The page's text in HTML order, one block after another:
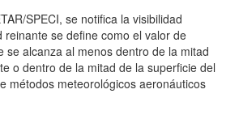
SPECI, se notifica la visibilidad
reinante se define como el valor de
se alcanza al menos dentro de la mitad
o dentro de la mitad de la superficie del
métodos meteorológicos aeronáuticos